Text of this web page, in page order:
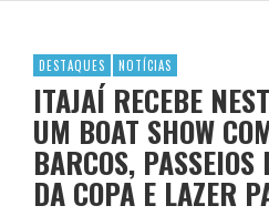
DESTAQUES NOTÍCIAS
ITAJAÍ RECEBE
UM BOAT SHOW
BARCOS, PASSEIOS
DA COPA E LAZER